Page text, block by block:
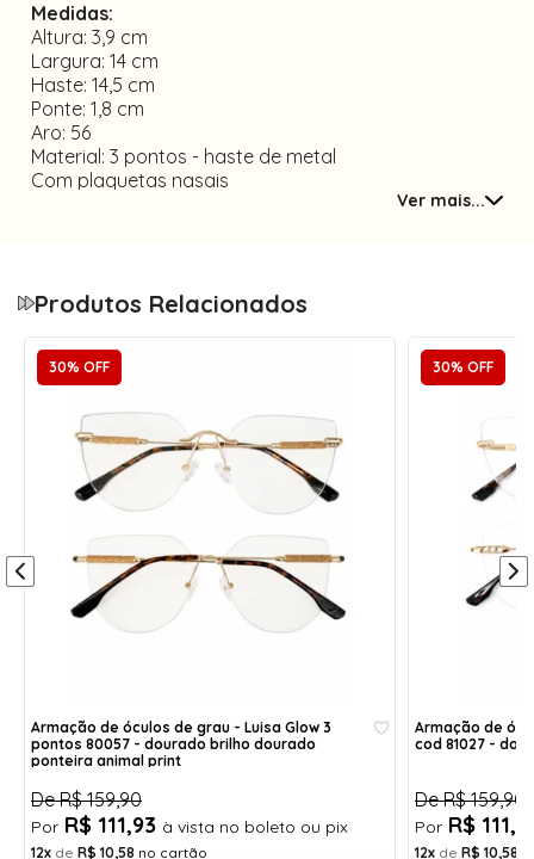
Medidas:
Altura: 3,9 cm
Largura: 14 cm
Haste: 14,5 cm
Ponte: 1,8 cm
Aro: 56
Material: 3 pontos - haste de metal
Com plaquetas nasais
peças pelas hastes e região de ponte serem
presas por parafusos nas lentes. ATENÇÃO: essa
devido a necessidade de fazer furos nas lentes.
Não indicamos a compra dessa armação para
utilização por estilo, a compra é indicada
somente para quem deseja trocar por lentes de
Itens inclusos:
1 caixinha porta óculos acrílica com forro
1 flanela de pano limpa lentes
*Cores dos itens enviadas de forma aleatória
Largura:
14 cm
Ponte:
1,8 cm
Aro:
Ver mais...
Produtos Relacionados
30% OFF
Armação de óculos de grau - Luisa Glow 3
pontos 80057 - dourado brilho dourado
ponteira animal print
DeR$ 159,90
Por R$ 111,93 à vista no boleto ou pix
12x de R$ 10,58 no cartão
30% OFF
Armação de
cod 81027 -
DeR$ 159,90
Por R$
12x de R$ 10,58